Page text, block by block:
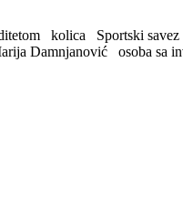
kolica Sportski savez
Damnjanović osoba sa